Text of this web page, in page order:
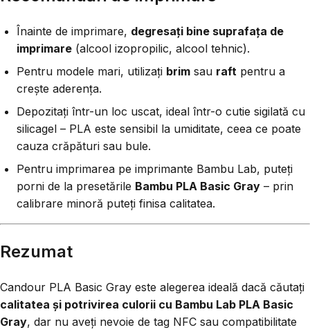
Înainte de imprimare, degresați bine suprafața de
imprimare (alcool izopropilic, alcool tehnic).
Pentru modele mari, utilizați brim sau raft pentru a
crește aderența.
Depozitați într-un loc uscat, ideal într-o cutie sigilată cu
silicagel – PLA este sensibil la umiditate, ceea ce poate
cauza crăpături sau bule.
Pentru imprimarea pe imprimante Bambu Lab, puteți
porni de la presetările Bambu PLA Basic Gray – prin
calibrare minoră puteți finisa calitatea.
Rezumat
Candour PLA Basic Gray este alegerea ideală dacă căutați
calitatea și potrivirea culorii cu Bambu Lab PLA Basic
Gray, dar nu aveți nevoie de tag NFC sau compatibilitate